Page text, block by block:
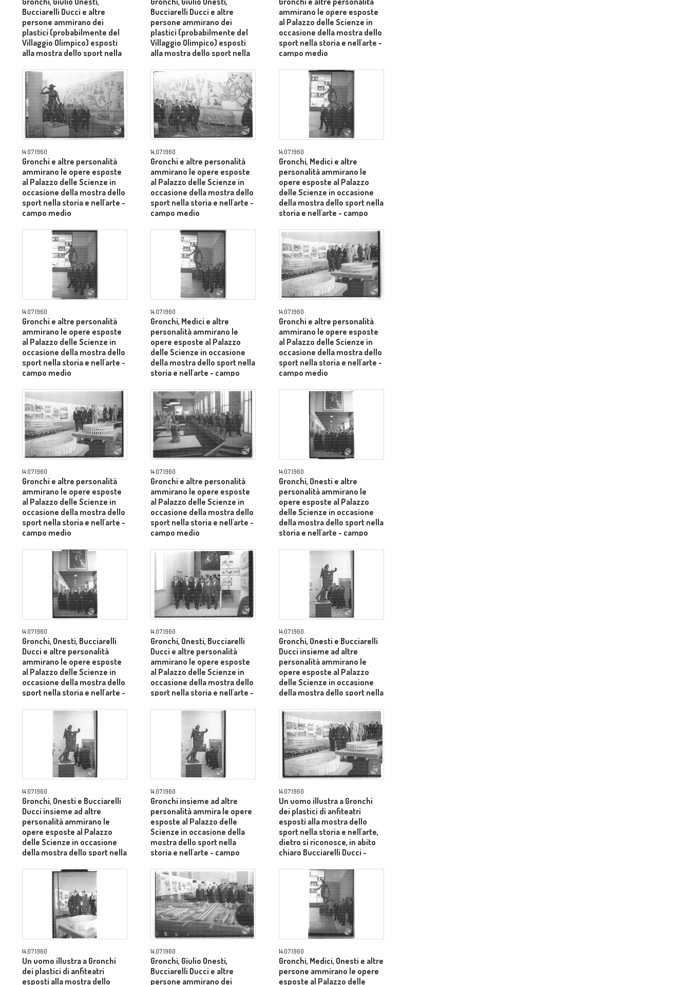
Bucciarelli Ducci e altre
persone ammirano dei
plastici (probabilmente del
Villaggio Olimpico) esposti
alla mostra dello sport nella
Palazzo delle Scienze -
campo medio
Bucciarelli Ducci e altre
persone ammirano dei
plastici (probabilmente del
Villaggio Olimpico) esposti
alla mostra dello sport nella
Palazzo delle Scienze -
campo medio
ammirano le opere esposte
al Palazzo delle Scienze in
occasione della mostra dello
sport nella storia e nell'arte -
campo medio
14.07.1960
Gronchi e altre personalità
ammirano le opere esposte
al Palazzo delle Scienze in
occasione della mostra dello
sport nella storia e nell'arte -
campo medio
14.07.1960
Gronchi e altre personalità
ammirano le opere esposte
al Palazzo delle Scienze in
occasione della mostra dello
sport nella storia e nell'arte -
campo medio
14.07.1960
Gronchi, Medici e altre
personalità ammirano le
opere esposte al Palazzo
delle Scienze in occasione
della mostra dello sport nella
storia e nell'arte - campo
14.07.1960
Gronchi e altre personalità
ammirano le opere esposte
al Palazzo delle Scienze in
occasione della mostra dello
sport nella storia e nell'arte -
campo medio
14.07.1960
Gronchi, Medici e altre
personalità ammirano le
opere esposte al Palazzo
delle Scienze in occasione
della mostra dello sport nella
storia e nell'arte - campo
14.07.1960
Gronchi e altre personalità
ammirano le opere esposte
al Palazzo delle Scienze in
occasione della mostra dello
sport nella storia e nell'arte -
campo medio
14.07.1960
Gronchi e altre personalità
ammirano le opere esposte
al Palazzo delle Scienze in
occasione della mostra dello
sport nella storia e nell'arte -
campo medio
14.07.1960
Gronchi e altre personalità
ammirano le opere esposte
al Palazzo delle Scienze in
occasione della mostra dello
sport nella storia e nell'arte -
campo medio
14.07.1960
Gronchi, Onesti e altre
personalità ammirano le
opere esposte al Palazzo
delle Scienze in occasione
della mostra dello sport nella
storia e nell'arte - campo
14.07.1960
Gronchi, Onesti, Bucciarelli
Ducci e altre personalità
ammirano le opere esposte
al Palazzo delle Scienze in
occasione della mostra dello
sport nella storia e nell'arte -
14.07.1960
Gronchi, Onesti, Bucciarelli
Ducci e altre personalità
ammirano le opere esposte
al Palazzo delle Scienze in
occasione della mostra dello
sport nella storia e nell'arte -
14.07.1960
Gronchi, Onesti e Bucciarelli
Ducci insieme ad altre
personalità ammirano le
opere esposte al Palazzo
delle Scienze in occasione
della mostra dello sport nella
lungo
14.07.1960
Gronchi, Onesti e Bucciarelli
Ducci insieme ad altre
personalità ammirano le
opere esposte al Palazzo
delle Scienze in occasione
della mostra dello sport nella
14.07.1960
Gronchi insieme ad altre
personalità ammira le opere
esposte al Palazzo delle
Scienze in occasione della
mostra dello sport nella
storia e nell'arte - campo
14.07.1960
Un uomo illustra a Gronchi
dei plastici di anfiteatri
esposti alla mostra dello
sport nella storia e nell'arte,
dietro si riconosce, in abito
chiaro Bucciarelli Ducci -
14.07.1960
Un uomo illustra a Gronchi
dei plastici di anfiteatri
esposti alla mostra dello
14.07.1960
Gronchi, Giulio Onesti,
Bucciarelli Ducci e altre
persone ammirano dei
14.07.1960
Gronchi, Medici, Onesti e altre
persone ammirano le opere
esposte al Palazzo delle